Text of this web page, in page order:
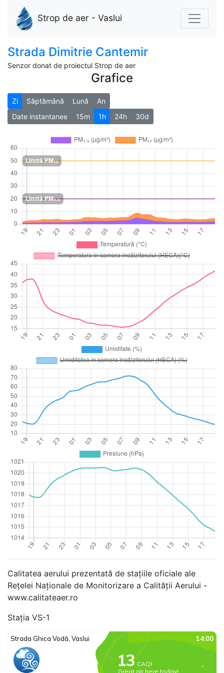
Strop de aer - Vaslui
Strada Dimitrie Cantemir
Senzor donat de proiectul Strop de aer
Grafice
Zi Săptămână Lună
An
Date instantanee
15m 1h 24h 30d
Calitatea aerului prezentată de stațiile oficiale ale
Rețelei Naționale de Monitorizare a Calității Aerului -
www.calitateaer.ro
Stația VS-1